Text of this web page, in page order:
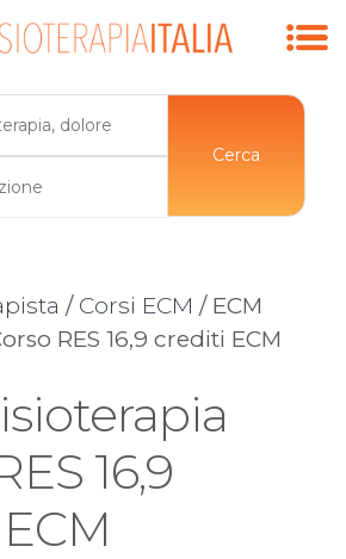
Cerca
/ Corsi ECM / ECM
RES 16,9 crediti ECM
16,9